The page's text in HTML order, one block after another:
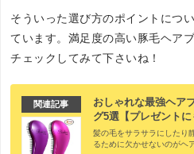
そういった選び方のポイントにつ
ています。満足度の高い豚毛ヘア
チェックしてみて下さいね！
関連記事
おしゃれな最強ヘア
グ5選【プレゼントに
髪の毛をサラサラにしたり
るために欠かせないのがヘ